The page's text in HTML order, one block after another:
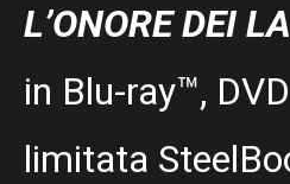
L’ONORE DEI
in Blu-ray™,
limitata